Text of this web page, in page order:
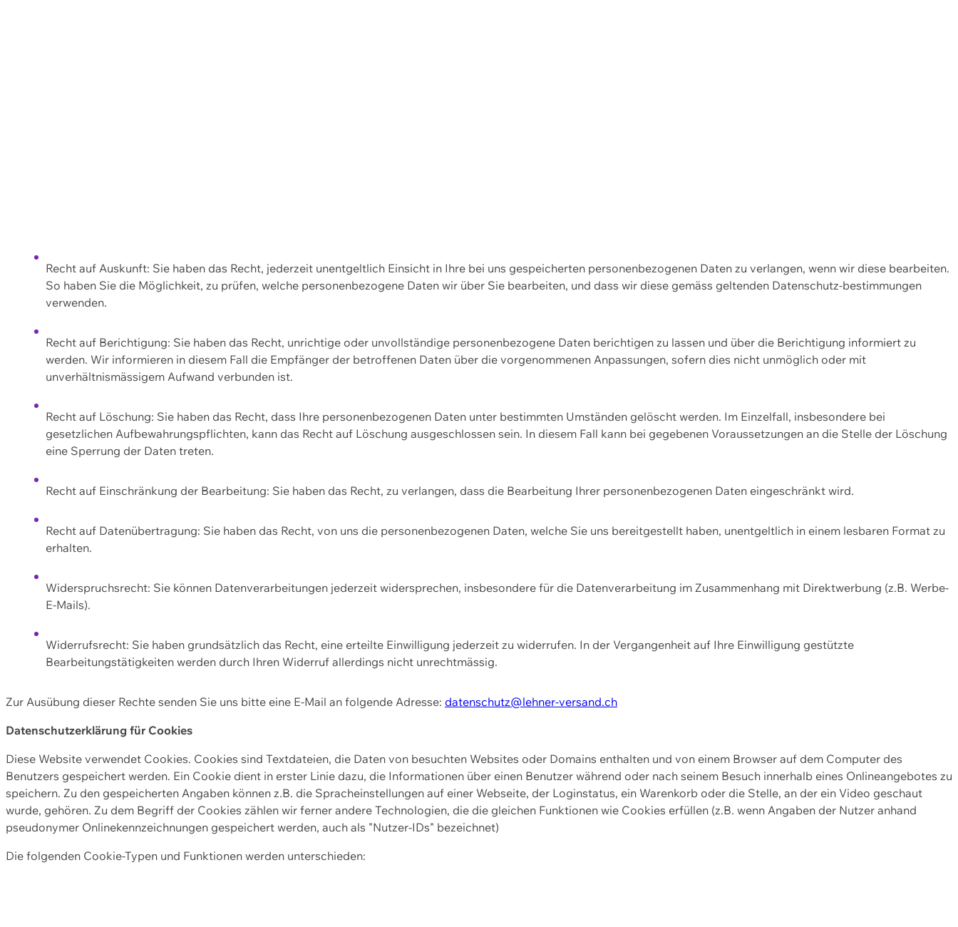
Recht auf Auskunft: Sie haben das Recht, jederzeit unentgeltlich Einsicht in Ihre bei uns gespeicherten personenbezogenen Daten zu verlangen, wenn wir diese bearbeiten.
So haben Sie die Möglichkeit, zu prüfen, welche personenbezogene Daten wir über Sie bearbeiten, und dass wir diese gemäss geltenden Datenschutz-bestimmungen
verwenden.
Recht auf Berichtigung: Sie haben das Recht, unrichtige oder unvollständige personenbezogene Daten berichtigen zu lassen und über die Berichtigung informiert zu
werden. Wir informieren in diesem Fall die Empfänger der betroffenen Daten über die vorgenommenen Anpassungen, sofern dies nicht unmöglich oder mit
unverhältnismässigem Aufwand verbunden ist.
Recht auf Löschung: Sie haben das Recht, dass Ihre personenbezogenen Daten unter bestimmten Umständen gelöscht werden. Im Einzelfall, insbesondere bei
gesetzlichen Aufbewahrungspflichten, kann das Recht auf Löschung ausgeschlossen sein. In diesem Fall kann bei gegebenen Voraussetzungen an die Stelle der Löschung
eine Sperrung der Daten treten.
Recht auf Einschränkung der Bearbeitung: Sie haben das Recht, zu verlangen, dass die Bearbeitung Ihrer personenbezogenen Daten eingeschränkt wird.
Recht auf Datenübertragung: Sie haben das Recht, von uns die personenbezogenen Daten, welche Sie uns bereitgestellt haben, unentgeltlich in einem lesbaren Format zu
erhalten.
Widerspruchsrecht: Sie können Datenverarbeitungen jederzeit widersprechen, insbesondere für die Datenverarbeitung im Zusammenhang mit Direktwerbung (z.B. Werbe-
E-Mails).
Widerrufsrecht: Sie haben grundsätzlich das Recht, eine erteilte Einwilligung jederzeit zu widerrufen. In der Vergangenheit auf Ihre Einwilligung gestützte
Bearbeitungstätigkeiten werden durch Ihren Widerruf allerdings nicht unrechtmässig.
Zur Ausübung dieser Rechte senden Sie uns bitte eine E-Mail an folgende Adresse: datenschutz@lehner-versand.ch
Datenschutzerklärung für Cookies
Diese Website verwendet Cookies. Cookies sind Textdateien, die Daten von besuchten Websites oder Domains enthalten und von einem Browser auf dem Computer des
Benutzers gespeichert werden. Ein Cookie dient in erster Linie dazu, die Informationen über einen Benutzer während oder nach seinem Besuch innerhalb eines Onlineangebotes zu
speichern. Zu den gespeicherten Angaben können z.B. die Spracheinstellungen auf einer Webseite, der Loginstatus, ein Warenkorb oder die Stelle, an der ein Video geschaut
wurde, gehören. Zu dem Begriff der Cookies zählen wir ferner andere Technologien, die die gleichen Funktionen wie Cookies erfüllen (z.B. wenn Angaben der Nutzer anhand
pseudonymer Onlinekennzeichnungen gespeichert werden, auch als "Nutzer-IDs" bezeichnet)
Die folgenden Cookie-Typen und Funktionen werden unterschieden: